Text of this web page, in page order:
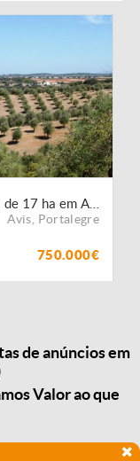
Olival de 17 ha em Avis, Portalegre, Alentejo, Portugal
Avis Portalegre
750.000€
de anúncios em
Valor ao que